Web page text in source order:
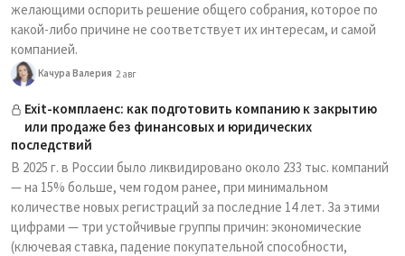
желающими оспорить решение общего собрания, которое по
какой-либо причине не соответствует их интересам, и самой
компанией.
Качура Валерия 2 авг
Exit-комплаенс: как подготовить компанию к закрытию
или продаже без финансовых и юридических
последствий
В 2025 г. в России было ликвидировано около 233 тыс. компаний
— на 15% больше, чем годом ранее, при минимальном
количестве новых регистраций за последние 14 лет. За этими
цифрами — три устойчивые группы причин: экономические
(ключевая ставка, падение покупательной способности,